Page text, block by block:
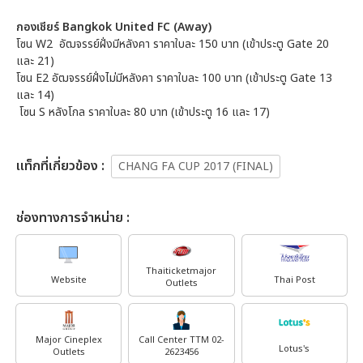
กองเชียร์ Bangkok United FC (Away)
โซน W2 อัฒจรรย์ฝั่งมีหลังคา ราคาใบละ 150 บาท (เข้าประตู Gate 20
และ 21)
โซน E2 อัฒจรรย์ฝั่งไม่มีหลังคา ราคาใบละ 100 บาท (เข้าประตู Gate 13
และ 14)
โซน S หลังโกล ราคาใบละ 80 บาท (เข้าประตู 16 และ 17)
เเท็กที่เกี่ยวข้อง : CHANG FA CUP 2017 (FINAL)
ช่องทางการจำหน่าย :
Website
Thaiticketmajor
Outlets
Thai Post
Major Cineplex
Outlets
Call Center TTM 02-
2623456
Lotus's